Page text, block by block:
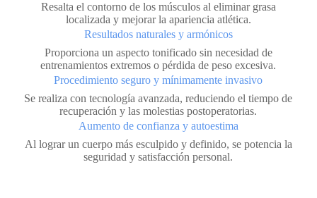
Resalta el contorno de los músculos al eliminar grasa
localizada y mejorar la apariencia atlética.
Resultados naturales y armónicos
Proporciona un aspecto tonificado sin necesidad de
entrenamientos extremos o pérdida de peso excesiva.
Procedimiento seguro y mínimamente invasivo
Se realiza con tecnología avanzada, reduciendo el tiempo de
recuperación y las molestias postoperatorias.
Aumento de confianza y autoestima
Al lograr un cuerpo más esculpido y definido, se potencia la
seguridad y satisfacción personal.